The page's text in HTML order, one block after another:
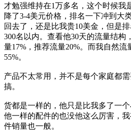
才勉强维持在1万多名，这个时候我
降了3-4美元价格，排名一下冲到大
回去了，还是比我贵10美金，但是
300名以内。查看他30天的流量结构
量17%，推荐流量20%。而我自然流
55%。
产品不太常用，并不是每个家庭都
搞。
货都是一样的，他只是比我多了一
他一样的配件的也没他这么厉害，
件销量也一般。